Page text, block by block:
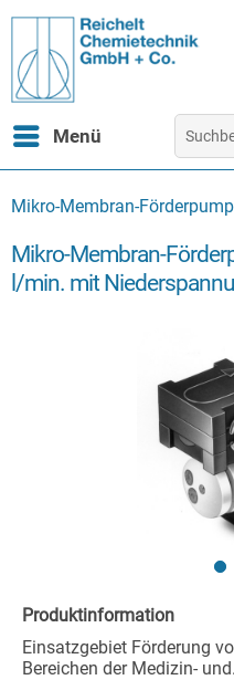
Menü
Mikro-Membran-
Mikro-Membran-
l/min. mit
Produktinformation
Einsatzgebiet Förderung
Bereichen der Medizin-